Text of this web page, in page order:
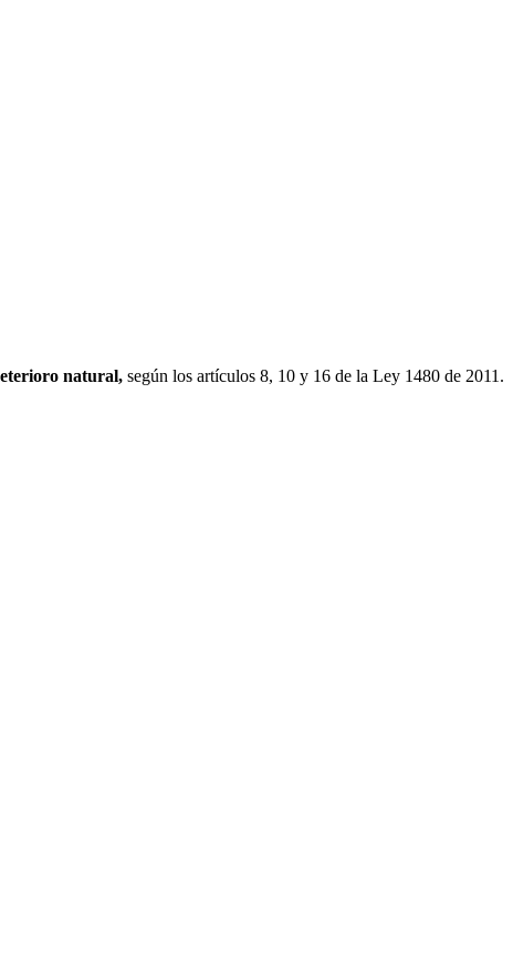
natural, según los artículos 8, 10 y 16 de la Ley 1480 de 2011.